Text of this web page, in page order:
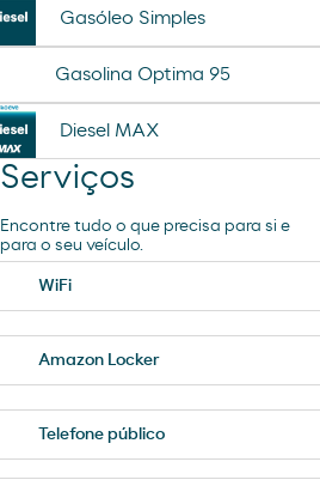
Gasóleo Simples
Gasolina Optima 95
Diesel MAX
Serviços
Encontre tudo o que precisa para si e
para o seu veículo.
WiFi
Amazon Locker
Telefone público